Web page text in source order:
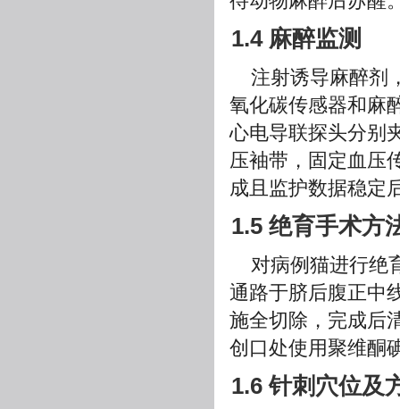
1.4 麻醉监测
注射诱导麻醉剂
氧化碳传感器和麻
心电导联探头分别
压袖带，固定血压
成且监护数据稳定
1.5 绝育手术方
对病例猫进行绝
通路于脐后腹正中
施全切除，完成后
创口处使用聚维酮
1.6 针刺穴位及